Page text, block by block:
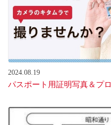
2024.08.19
パスポート用証明写真＆プ